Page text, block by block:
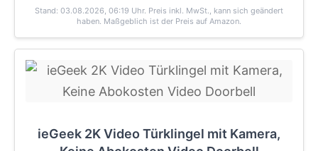
Stand: 03.08.2026, 06:19 Uhr. Preis inkl. MwSt., kann sich geändert
haben. Maßgeblich ist der Preis auf Amazon.
ieGeek 2K Video Türklingel mit Kamera,